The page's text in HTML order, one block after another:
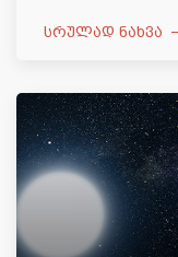
სრულად ნახვა